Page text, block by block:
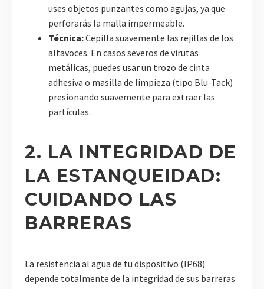
uses objetos punzantes como agujas, ya que
perforarás la malla impermeable.
Técnica:Cepilla suavemente las rejillas de los
altavoces. En casos severos de virutas
metálicas, puedes usar un trozo de cinta
adhesiva o masilla de limpieza (tipo Blu-Tack)
presionando suavemente para extraer las
partículas.
2. LA INTEGRIDAD DE
LA ESTANQUEIDAD:
CUIDANDO LAS
BARRERAS
La resistencia al agua de tu dispositivo (IP68)
depende totalmente de la integridad de sus barreras